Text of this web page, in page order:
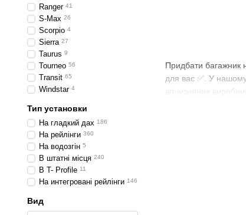
Придбати багажник
для вас ✅. У нашому
вітчизняних
Ranger 41
S-Max 26
Scorpio 4
Sierra 27
Taurus 9
Tourneo 56
Transit 65
Windstar 4
Тип установки
На гладкий дах 186
На рейлінги 360
На водозгін 5
В штатні місця 240
В T- Profile 11
На интегровані рейлінги 146
Вид